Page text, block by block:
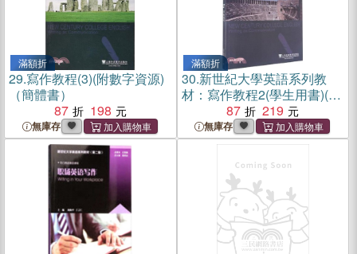
滿額折
29.寫作教程(3)(附數字資源)
（簡體書）
87
198
無庫存
滿額折
30.新世紀大學英語系列教
材：寫作教程2(學生用書)(第
2版)（簡體書）
87 219
無庫存